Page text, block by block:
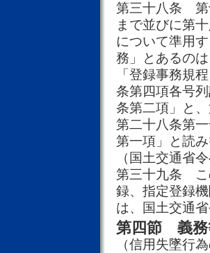
第三十八条 第
まで並びに第
について準用
務」とあるの
「登録事務規
条第四項各号
条第二項」と
第二十八条第
第一項」と読
（国土交通省
第三十九条 こ
録、指定登録
は、国土交通
第四節 義務
（信用失墜行